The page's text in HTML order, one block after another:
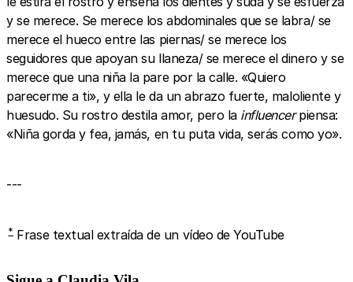
y se merece. Se merece los abdominales que se labra/ se
merece el hueco entre las piernas/ se merece los
seguidores que apoyan su llaneza/ se merece el dinero y se
merece que una niña la pare por la calle. «Quiero
parecerme a ti», y ella le da un abrazo fuerte, maloliente y
huesudo. Su rostro destila amor, pero la influencerpiensa:
«Niña gorda y fea, jamás, en tu puta vida, serás como yo».
---
*Frase textual extraída de un vídeo de YouTube